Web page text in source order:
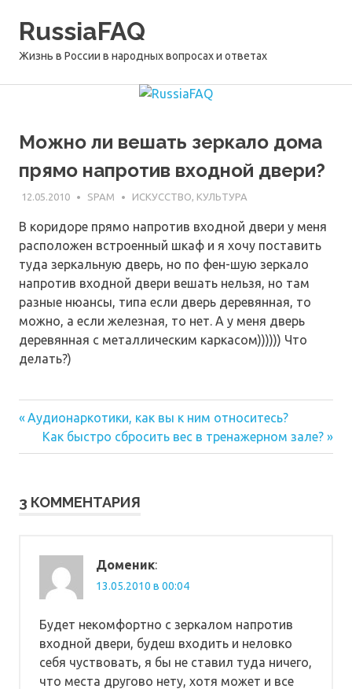
RussiaFAQ
Жизнь в России в народных вопросах и ответах
Можно ли вешать зеркало дома
прямо напротив входной двери?
12.05.2010 SPAM ИСКУССТВО, КУЛЬТУРА
В коридоре прямо напротив входной двери у меня
расположен встроенный шкаф и я хочу поставить
туда зеркальную дверь, но по фен-шую зеркало
напротив входной двери вешать нельзя, но там
разные нюансы, типа если дверь деревянная, то
можно, а если железная, то нет. А у меня дверь
деревянная с металлическим каркасом)))))) Что
делать?)
Навигация
по
Предыдущая
запись:
Аудионаркотики, как вы к ним относитесь?
Следующая
запись:
Как быстро сбросить вес в тренажерном зале?
3 КОММЕНТАРИЯ
Доменик:
13.05.2010 в 00:04
Будет некомфортно с зеркалом напротив
входной двери, будеш входить и неловко
себя чуствовать, я бы не ставил туда ничего,
что места другово нету, хотя может и все